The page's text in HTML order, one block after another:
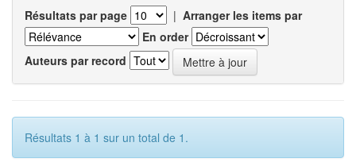
Résultats par page | Arranger les items par
En order
Auteurs par record
Résultats 1 à 1 sur un total de 1.